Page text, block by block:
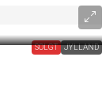
SOLGT JYLLAND